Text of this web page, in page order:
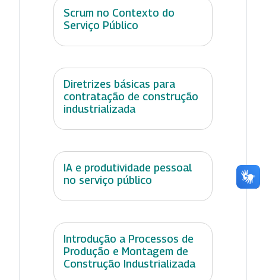
Scrum no Contexto do
Serviço Público
Diretrizes básicas para
contratação de construção
industrializada
IA e produtividade pessoal
no serviço público
Introdução a Processos de
Produção e Montagem de
Construção Industrializada